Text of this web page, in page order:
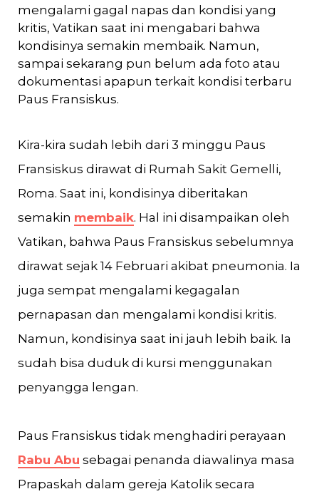
mengalami gagal napas dan kondisi yang
kritis, Vatikan saat ini mengabari bahwa
kondisinya semakin membaik. Namun,
sampai sekarang pun belum ada foto atau
dokumentasi apapun terkait kondisi terbaru
Paus Fransiskus.
Kira-kira sudah lebih dari 3 minggu Paus
Fransiskus dirawat di Rumah Sakit Gemelli,
Roma. Saat ini, kondisinya diberitakan
semakin membaik. Hal ini disampaikan oleh
Vatikan, bahwa Paus Fransiskus sebelumnya
dirawat sejak 14 Februari akibat pneumonia. Ia
juga sempat mengalami kegagalan
pernapasan dan mengalami kondisi kritis.
Namun, kondisinya saat ini jauh lebih baik. Ia
sudah bisa duduk di kursi menggunakan
penyangga lengan.
Paus Fransiskus tidak menghadiri perayaan
Rabu Abu sebagai penanda diawalinya masa
Prapaskah dalam gereja Katolik secara